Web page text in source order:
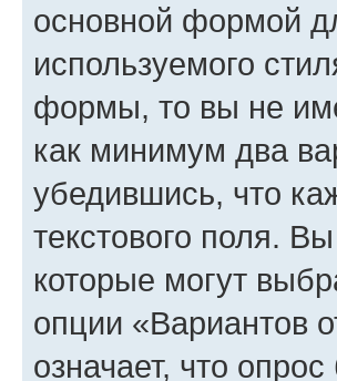
основной формой
используемого
формы, то вы не
как минимум два
убедившись, что
текстового поля.
которые могут
опции «Вариантов
означает, что